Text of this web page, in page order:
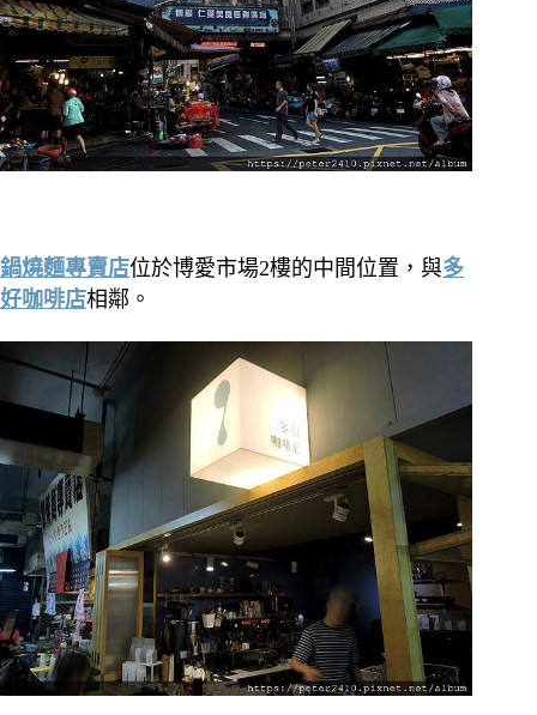
鍋燒麵專賣店位於博愛市場2樓的中間位置，與多
好咖啡店相鄰。